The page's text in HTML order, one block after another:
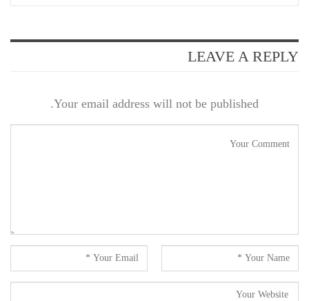
LEAVE A REPLY
Your email address will not be published.